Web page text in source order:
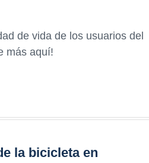
de vida de los usuarios del
más aquí!
la bicicleta en